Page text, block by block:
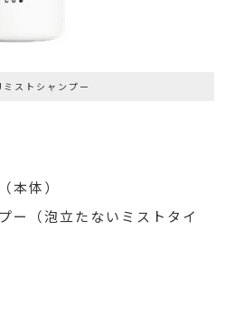
ストシャンプー
本体）
ー（泡立たないミストタイ